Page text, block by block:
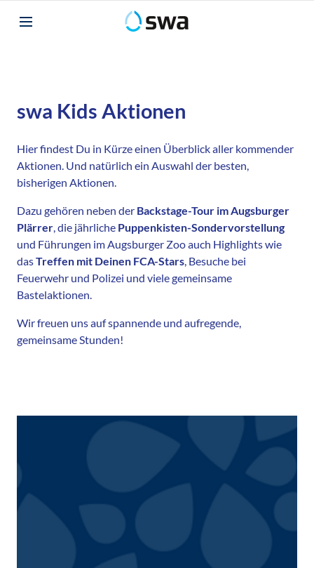
swa Kids Aktionen
Hier findest Du in Kürze einen Überblick aller kommender
Aktionen. Und natürlich ein Auswahl der besten,
bisherigen Aktionen.
Dazu gehören neben der Backstage-Tour im Augsburger
Plärrer , die jährliche Puppenkisten-Sondervorstellung
und Führungen im Augsburger Zoo auch Highlights wie
dasTreffen mit Deinen FCA-Stars , Besuche bei
Feuerwehr und Polizei und viele gemeinsame
Bastelaktionen.
Wir freuen uns auf spannende und aufregende,
gemeinsame Stunden!